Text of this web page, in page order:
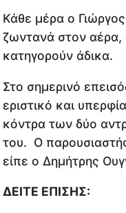
Κάθε μέρα ο
ζωντανά στον
κατηγορούν άδικα.
Στο σημερινό
εριστικό και
κόντρα των δύο
του. Ο
είπε ο Δημήτρης
ΔΕΙΤΕ ΕΠΙΣΗΣ: